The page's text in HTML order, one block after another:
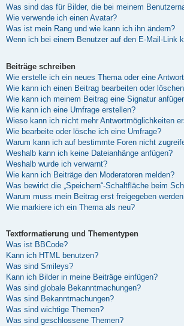
Was sind das für Bilder, die bei meinem
Wie verwende ich einen Avatar?
Was ist mein Rang und wie kann ich ihn ändern?
Wenn ich bei einem Benutzer auf den E-Mail-Link
Beiträge schreiben
Wie erstelle ich ein neues Thema oder eine
Wie kann ich einen Beitrag bearbeiten oder
Wie kann ich meinem Beitrag eine Signatur
Wie kann ich eine Umfrage erstellen?
Wieso kann ich nicht mehr Antwortmöglichkeiten
Wie bearbeite oder lösche ich eine Umfrage?
Warum kann ich auf bestimmte Foren nicht
Weshalb kann ich keine Dateianhänge anfügen?
Weshalb wurde ich verwarnt?
Wie kann ich Beiträge den Moderatoren melden?
Was bewirkt die „Speichern“-Schaltfläche beim
Warum muss mein Beitrag erst freigegeben
Wie markiere ich ein Thema als neu?
Textformatierung und Thementypen
Was ist BBCode?
Kann ich HTML benutzen?
Was sind Smileys?
Kann ich Bilder in meine Beiträge einfügen?
Was sind globale Bekanntmachungen?
Was sind Bekanntmachungen?
Was sind wichtige Themen?
Was sind geschlossene Themen?